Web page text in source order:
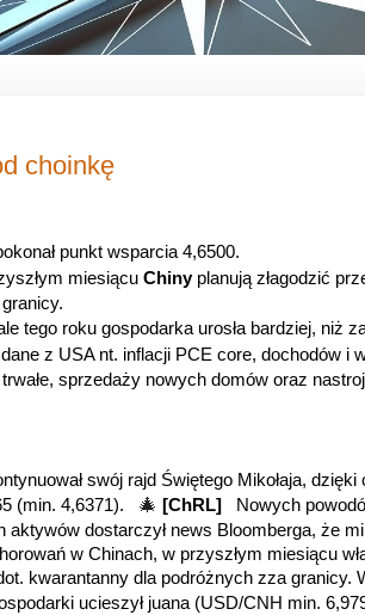
choinkę
punkt wsparcia 4,6500.
miesiącu Chinyplanują złagodzić
tego roku gospodarka urosła bardziej, niż
dane z USA nt. inflacji PCE core, dochodów i
sprzedaży nowych domów oraz
swój rajd Świętego Mikołaja,
(min. 4,6371). 🎄 [ChRL]
Nowych
aktywów dostarczył news Bloomberga, że
w Chinach, w przyszłym miesiącu
kwarantanny dla podróżnych zza granicy.
ucieszył juana (USD/CNH min.